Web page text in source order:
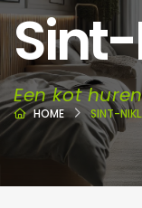
Een kot
HOME SINT-